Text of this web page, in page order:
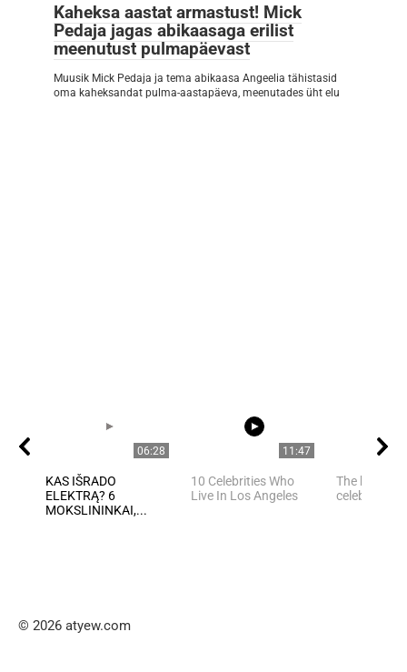
Kaheksa aastat armastust! Mick
Pedaja jagas abikaasaga erilist
meenutust pulmapäevast
Muusik Mick Pedaja ja tema abikaasa Angeelia tähistasid
oma kaheksandat pulma-aastapäeva, meenutades üht elu
06:28
KAS IŠRADO
ELEKTRĄ? 6
MOKSLININKAI,...
11:47
10 Celebrities Who
Live In Los Angeles
The best
celebrities
© 2026 atyew.com